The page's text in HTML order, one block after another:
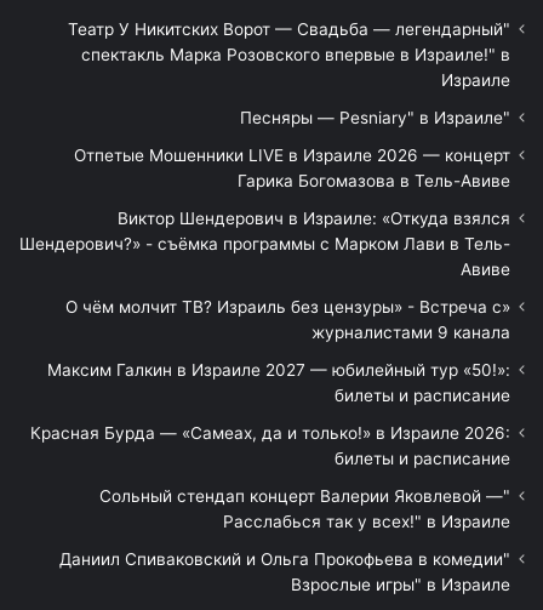
"Театр У Никитских Ворот — Свадьба — легендарный
спектакль Марка Розовского впервые в Израиле!" в
Израиле
"Песняры — Pesniary" в Израиле
Отпетые Мошенники LIVE в Израиле 2026 — концерт
Гарика Богомазова в Тель-Авиве
Виктор Шендерович в Израиле: «Откуда взялся
Шендерович?» - съёмка программы с Марком Лави в Тель-
Авиве
«О чём молчит ТВ? Израиль без цензуры» - Встреча с
журналистами 9 канала
Максим Галкин в Израиле 2027 — юбилейный тур «50!»:
билеты и расписание
Красная Бурда — «Самеах, да и только!» в Израиле 2026:
билеты и расписание
"Сольный стендап концерт Валерии Яковлевой —
Расслабься так у всех!" в Израиле
"Даниил Спиваковский и Ольга Прокофьева в комедии
Взрослые игры" в Израиле